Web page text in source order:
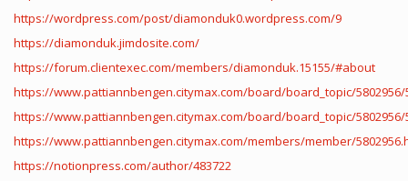
https://wordpress.com/post/diamonduk0.wordpress.com/9
https://diamonduk.jimdosite.com/
https://forum.clientexec.com/members/diamonduk.15155/#about
https://www.pattiannbengen.citymax.com/board/board_topic/5802956/
https://www.pattiannbengen.citymax.com/board/board_topic/5802956/
https://www.pattiannbengen.citymax.com/members/member/
https://notionpress.com/author/483722